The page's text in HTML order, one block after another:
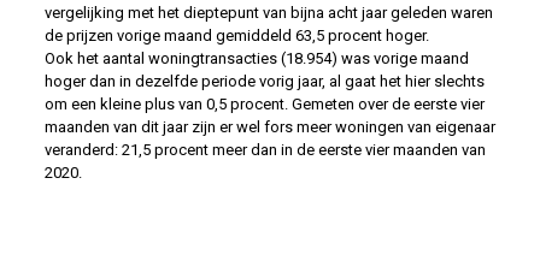
vergelijking met het dieptepunt van bijna acht jaar geleden waren
de prijzen vorige maand gemiddeld 63,5 procent hoger.
Ook het aantal woningtransacties (18.954) was vorige maand
hoger dan in dezelfde periode vorig jaar, al gaat het hier slechts
om een kleine plus van 0,5 procent. Gemeten over de eerste vier
maanden van dit jaar zijn er wel fors meer woningen van eigenaar
veranderd: 21,5 procent meer dan in de eerste vier maanden van
2020.